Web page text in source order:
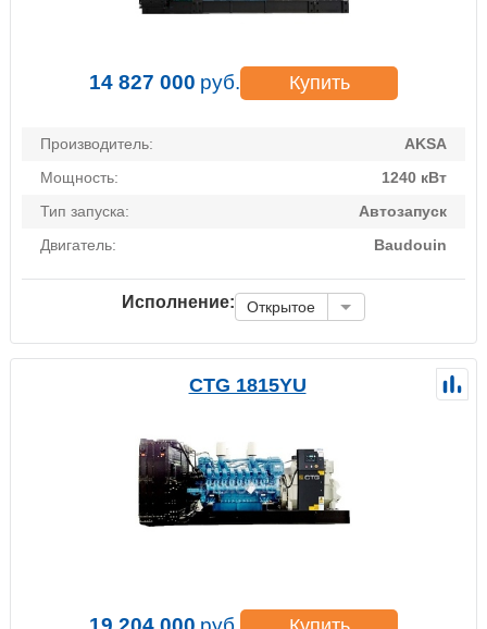
14 827 000 руб. Купить
Производитель:
AKSA
Мощность:
1240 кВт
Тип запуска:
Автозапуск
Двигатель:
Baudouin
Исполнение: Открытое
CTG 1815YU